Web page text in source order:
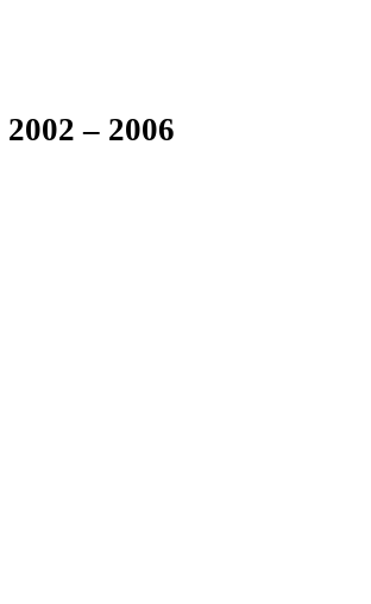
2002 – 2006